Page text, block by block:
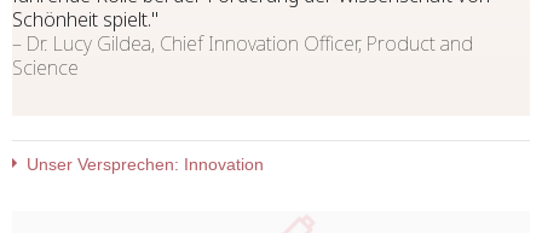
Schönheit spielt."
– Dr. Lucy Gildea, Chief Innovation Officer, Product and
Science
Unser Versprechen: Innovation